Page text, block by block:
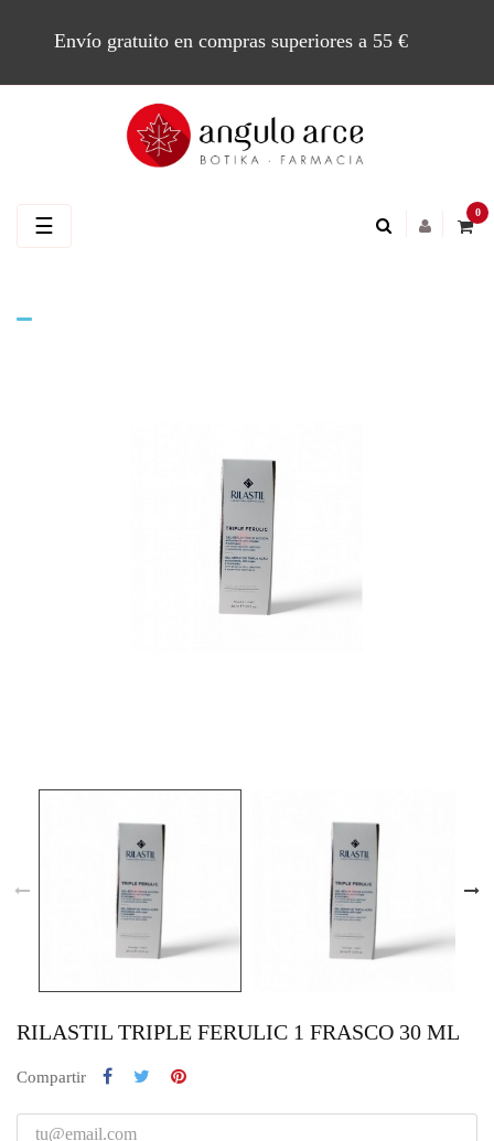
Envío gratuito en compras superiores a 55 €
0
Navegación
☰
RILASTIL TRIPLE FERULIC 1 FRASCO 30 ML
Compartir